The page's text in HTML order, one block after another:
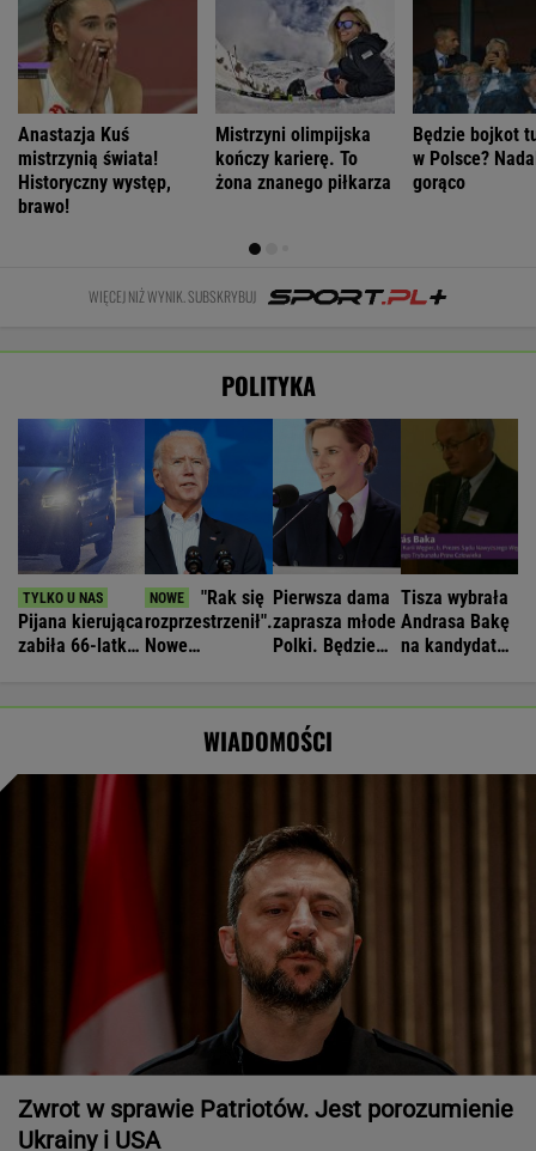
Anastazja Kuś
mistrzynią świata!
Historyczny występ,
brawo!
Mistrzyni olimpijska
kończy karierę. To
żona znanego piłkarza
Będzie bojkot
w Polsce?
gorąco
WIĘCEJ NIŻ WYNIK. SUBSKRYBUJ
POLITYKA
Pijana kierująca
zabiła 66-latkę.
"Rak się
rozprzestrzenił".
Nowe
Pierwsza dama
zaprasza młode
Polki. Będzie
Tisza wybrała
Andrasa Bakę
na kandydata
WIADOMOŚCI
Zwrot w sprawie Patriotów. Jest porozumienie
Ukrainy i USA